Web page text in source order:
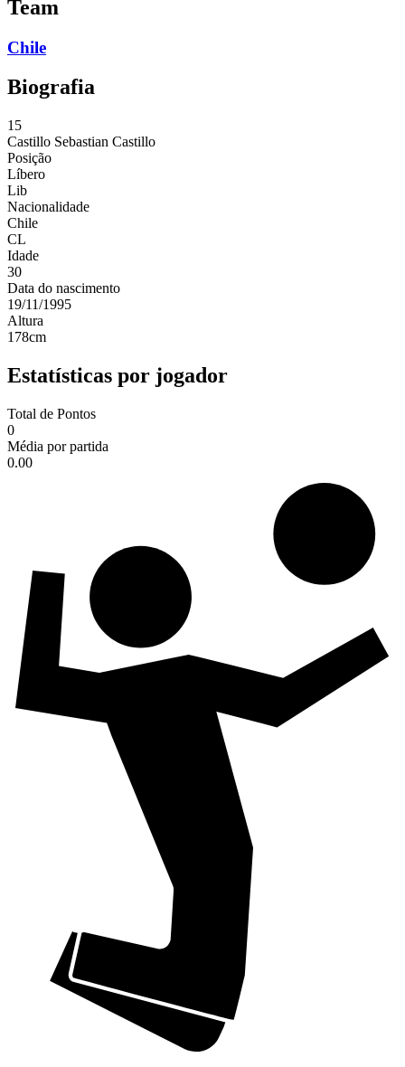
Team
Chile
Biografia
15
Castillo Sebastian Castillo
Posição
Líbero
Lib
Nacionalidade
Chile
CL
Idade
30
Data do nascimento
19/11/1995
Altura
178cm
Estatísticas por jogador
Total de Pontos
0
Média por partida
0.00